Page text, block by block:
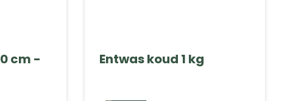
cm -
Entwas koud 1 kg